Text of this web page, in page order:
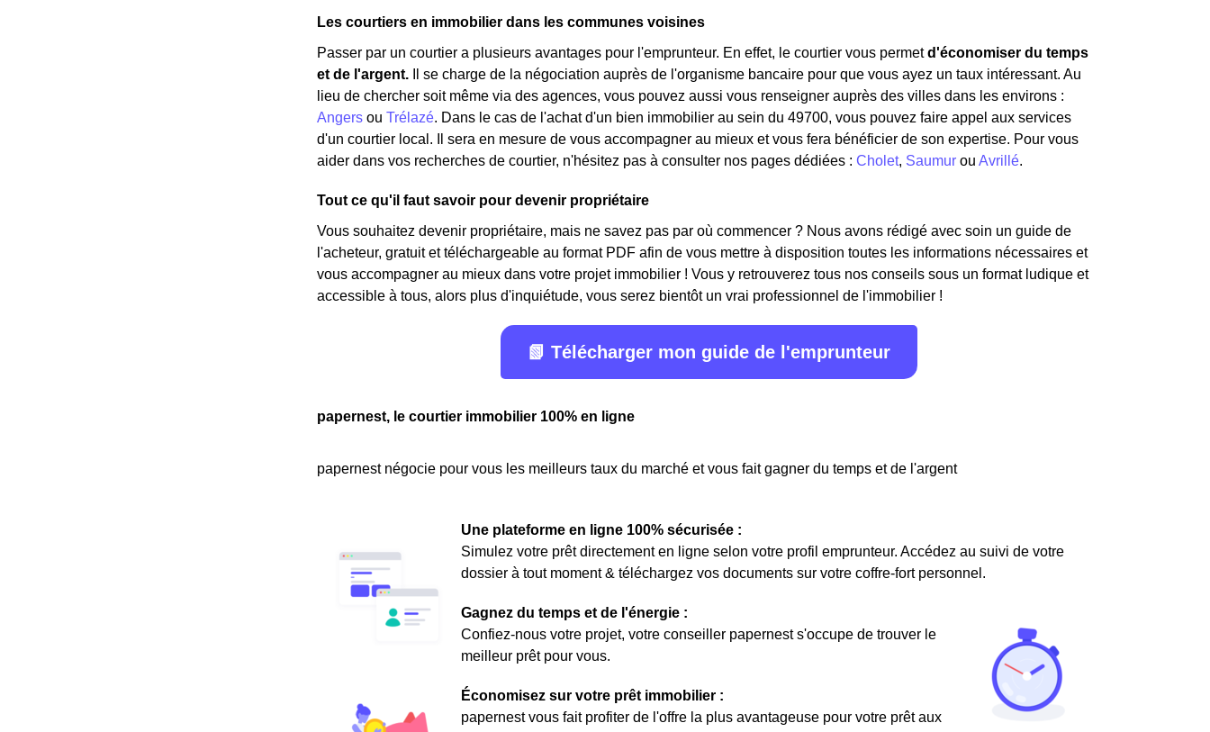
Les courtiers en immobilier dans les communes voisines
Passer par un courtier a plusieurs avantages pour l'emprunteur. En effet, le courtier vous permetd'économiser du temps
et de l'argent.
Il se charge de la négociation auprès de l'organisme bancaire pour que vous ayez un taux intéressant. Au
lieu de chercher soit même via des agences, vous pouvez aussi vous renseigner auprès des villes dans les environs :
Angers ou Trélazé. Dans le cas de l'achat d'un bien immobilier au sein du 49700, vous pouvez faire appel aux services
d'un courtier local. Il sera en mesure de vous accompagner au mieux et vous fera bénéficier de son expertise. Pour vous
aider dans vos recherches de courtier, n'hésitez pas à consulter nos pages dédiées : Cholet, Saumur ou Avrillé.
Tout ce qu'il faut savoir pour devenir propriétaire
Vous souhaitez devenir propriétaire, mais ne savez pas par où commencer ? Nous avons rédigé avec soin un guide de
l'acheteur, gratuit et téléchargeable au format PDF afin de vous mettre à disposition toutes les informations nécessaires et
vous accompagner au mieux dans votre projet immobilier ! Vous y retrouverez tous nos conseils sous un format ludique et
accessible à tous, alors plus d'inquiétude, vous serez bientôt un vrai professionnel de l'immobilier !
📗 Télécharger mon guide de l'emprunteur
papernest, le courtier immobilier 100% en ligne
papernest négocie pour vous les meilleurs taux du marché et vous fait gagner du temps et de l'argent
Une plateforme en ligne 100% sécurisée :
Simulez votre prêt directement en ligne selon votre profil emprunteur. Accédez au suivi de votre
dossier à tout moment & téléchargez vos documents sur votre coffre-fort personnel.
Gagnez du temps et de l'énergie :
Confiez-nous votre projet, votre conseiller papernest s'occupe de trouver le
meilleur prêt pour vous.
Économisez sur votre prêt immobilier :
papernest vous fait profiter de l'offre la plus avantageuse pour votre prêt aux